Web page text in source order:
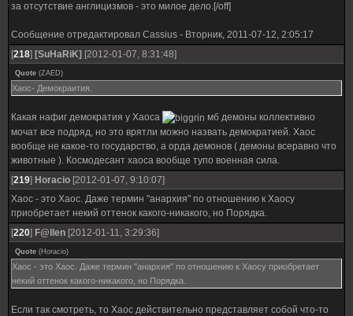
за отсутствие англицизмов - это милое дело.[/off]
Сообщение отредактировал Cassius - Вторник, 2011-07-12, 2:05:17
[218] [SuHaRiK] [2012-01-07, 8:31:48]
Quote (ZAED)
Хаос- Демокраития.
Какая нафиг демократия у Хаоса
мб демоны коллективно
мочат все подряд, но это врятли можно назвать демократией. Хаос
вообще не какое-то государство, а орда демонов ( демоны всеравно что
животные ). Космодесант хаоса вообще тупо военная сила.
[219] Horacio [2012-01-07, 9:10:07]
Хаос - это Хаос. Даже термин "анархия" по отношению к Хаосу
приобретает некий оттенок какого-никакого, но Порядка.
[220] F@llen [2012-01-11, 3:29:36]
Quote (Horacio)
Хаос - это Хаос. Даже термин "анархия" по отношению к Хаосу приобретает
некий оттенок какого-никакого, но Порядка.
Если так смотреть, то Хаос действительно представляет собой что-то